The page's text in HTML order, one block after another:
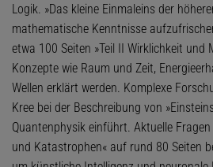
Logik. »Das kleine Einmaleins der
mathematische Kenntnisse
etwa 100 Seiten »Teil II Wirklichkeit und
Konzepte wie Raum und Zeit,
Wellen erklärt werden. Komplexe
Kree bei der Beschreibung von
Quantenphysik einführt. Aktuelle
und Katastrophen« auf rund 80 Seiten